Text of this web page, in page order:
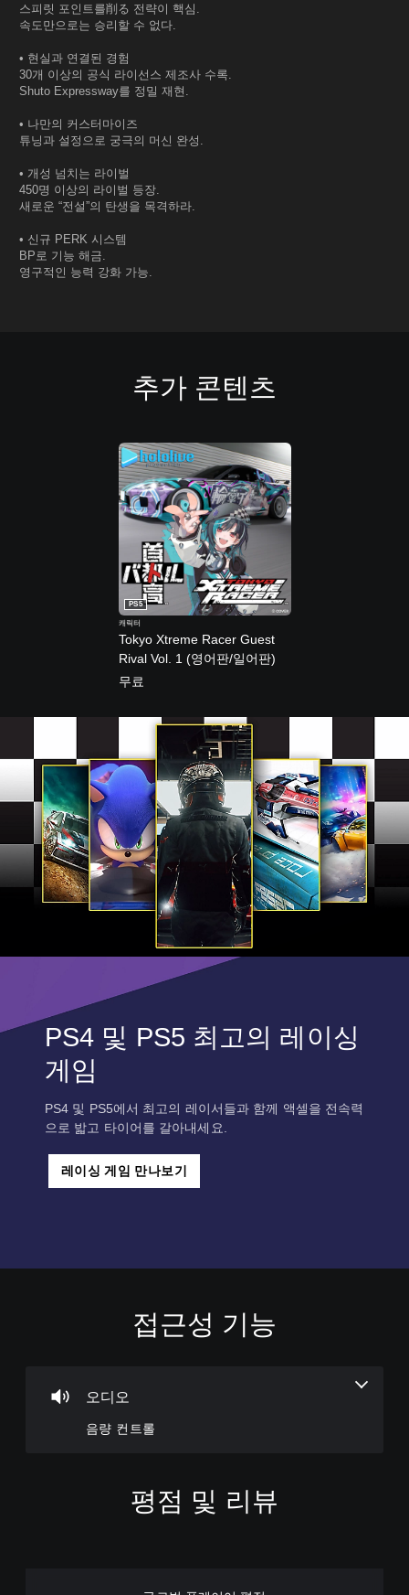
스피릿 포인트를削る 전략이 핵심.
속도만으로는 승리할 수 없다.
• 현실과 연결된 경험
30개 이상의 공식 라이선스 제조사 수록.
Shuto Expressway를 정밀 재현.
• 나만의 커스터마이즈
튜닝과 설정으로 궁극의 머신 완성.
• 개성 넘치는 라이벌
450명 이상의 라이벌 등장.
새로운 “전설”의 탄생을 목격하라.
• 신규 PERK 시스템
BP로 기능 해금.
영구적인 능력 강화 가능.
추가 콘텐츠
Tokyo Xtreme Racer Guest
Rival Vol. 1 (영어판/일어판)
PS5
캐릭터
무료
PS4 및 PS5 최고의 레이싱
게임
PS4 및 PS5에서 최고의 레이서들과 함께 액셀을 전속력
으로 밟고 타이어를 갈아내세요.
레이싱 게임 만나보기
접근성 기능
오디오
음량 컨트롤
롤
별
평점 및 리뷰